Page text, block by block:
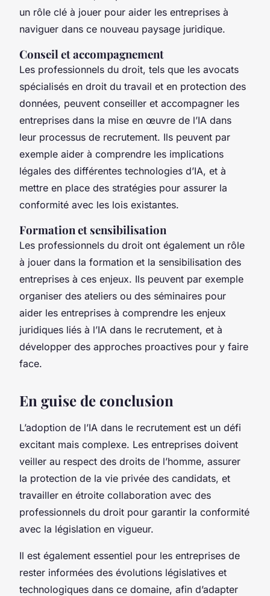
un rôle clé à jouer pour aider les entreprises à
naviguer dans ce nouveau paysage juridique.
Conseil et accompagnement
Les professionnels du droit, tels que les avocats
spécialisés en droit du travail et en protection des
données, peuvent conseiller et accompagner les
entreprises dans la mise en œuvre de l’IA dans
leur processus de recrutement. Ils peuvent par
exemple aider à comprendre les implications
légales des différentes technologies d’IA, et à
mettre en place des stratégies pour assurer la
conformité avec les lois existantes.
Formation et sensibilisation
Les professionnels du droit ont également un rôle
à jouer dans la formation et la sensibilisation des
entreprises à ces enjeux. Ils peuvent par exemple
organiser des ateliers ou des séminaires pour
aider les entreprises à comprendre les enjeux
juridiques liés à l’IA dans le recrutement, et à
développer des approches proactives pour y faire
face.
En guise de conclusion
L’adoption de l’IA dans le recrutement est un défi
excitant mais complexe. Les entreprises doivent
veiller au respect des droits de l’homme, assurer
la protection de la vie privée des candidats, et
travailler en étroite collaboration avec des
professionnels du droit pour garantir la conformité
avec la législation en vigueur.
Il est également essentiel pour les entreprises de
rester informées des évolutions législatives et
technologiques dans ce domaine, afin d’adapter